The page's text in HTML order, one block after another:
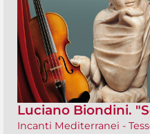
Luciano Biondini.
Incanti Mediterranei -